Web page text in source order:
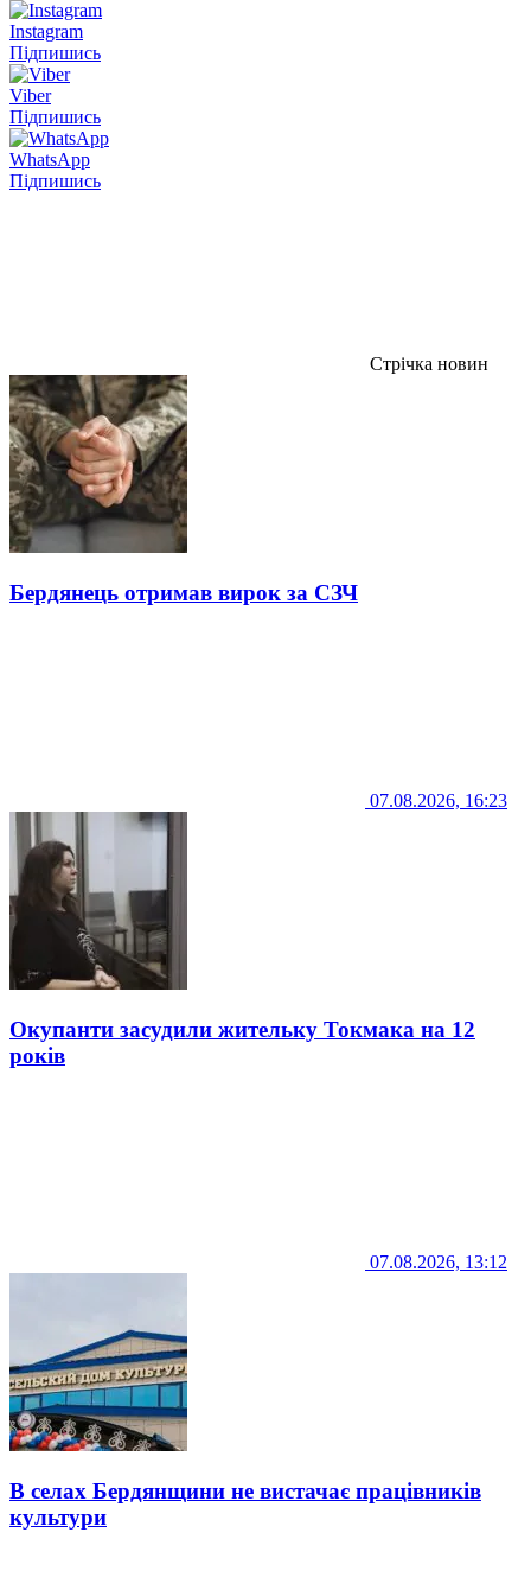
Instagram
Підпишись
Viber
Підпишись
WhatsApp
Підпишись
Стрічка новин
Бердянець отримав вирок за СЗЧ
07.08.2026, 16:23
Окупанти засудили жительку Токмака на 12
років
07.08.2026, 13:12
В селах Бердянщини не вистачає працівників
культури